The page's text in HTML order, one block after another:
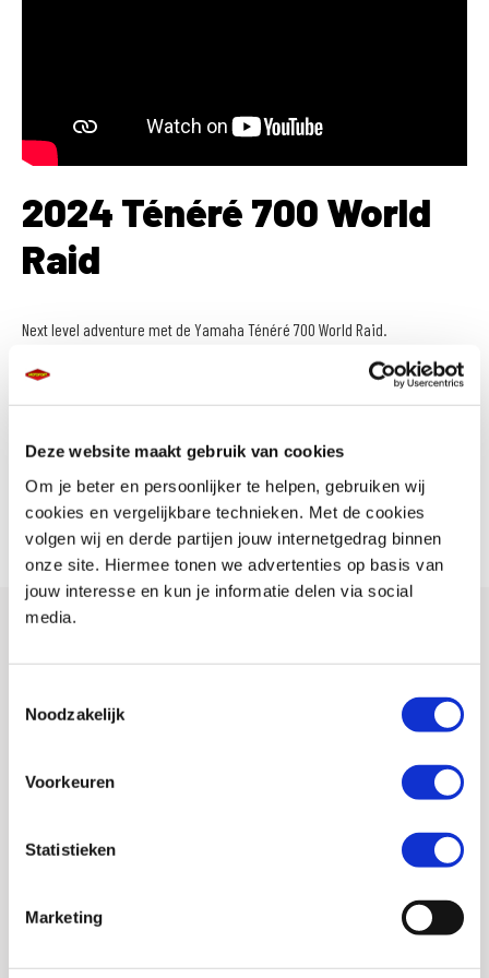
Deze website maakt gebruik van cookies
Om je beter en persoonlijker te helpen, gebruiken wij
cookies en vergelijkbare technieken. Met de cookies
volgen wij en derde partijen jouw internetgedrag binnen
onze site. Hiermee tonen we advertenties op basis van
jouw interesse en kun je informatie delen via social
media.
Noodzakelijk
Voorkeuren
Statistieken
Marketing
2024 Ténéré 700 World
Raid
Next level adventure met de Yamaha Ténéré 700 World Raid.
Ontdek wat er is “Beyond the Next Horizon” met de Ténéré 700 World Raid,
Yamaha’s perfecte motor voor lange afstanden zowel on- als offroad.
Een veelzijdige en comfortabele rijervaring.
Meer info
Details
De dubbele brandstoftanks met een grote capaciteit van 23 liter bieden
wildernis maken zonder dat je benzine opraakt. Het 5-inch TFT-
tekst- en oproepmeldingen, zodat je overal en altijd op de hoogte bent,
Exclusieve kenmerken zijn onder meer een Öhlins-stuurdemper en een